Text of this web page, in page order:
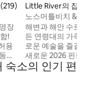
점(5점 만점), 후기 219
장
!
용
반
부
고:
Little River의 집
노스머틀비치 &
해변과 해안 수로
든 연령대의 가족
로운 예술을 즐길
새로운 2026 핀볼.
있는 호화로운 현
좋아하는 체리 그
숙소의 인기 편